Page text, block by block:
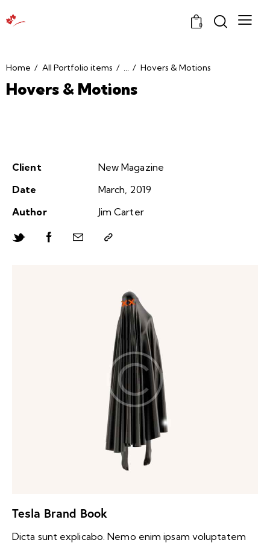
0
Home All Portfolio items ... Hovers & Motions
Hovers & Motions
Client
New Magazine
Date
March, 2019
Author
Jim Carter
Tesla Brand Book
Dicta sunt explicabo. Nemo enim ipsam voluptatem